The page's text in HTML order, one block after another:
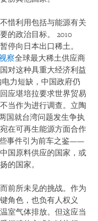
惜利用包括与能源有关
的政治目标。 2010
停向日本出口稀土。
察全球最大稀土供应商
对这种具重大经济利益
力短缺，中国政府仍
应堪培拉要求世界贸易
当作为进行调查。立陶
国就台湾问题发生争执
在可再生能源方面合作
事件引为前车之鉴——
国原料供应的国家，或
的国家。
前所未见的挑战。作为
角色，也负有人权义
室气体排放。但这应当